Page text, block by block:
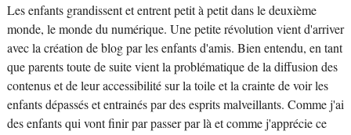
Les enfants grandissent et entrent petit à petit dans le deuxième
monde, le monde du numérique. Une petite révolution vient d'arriver
avec la création de blog par les enfants d'amis. Bien entendu, en tant
que parents toute de suite vient la problématique de la diffusion des
contenus et de leur accessibilité sur la toile et la crainte de voir les
enfants dépassés et entrainés par des esprits malveillants. Comme j'ai
des enfants qui vont finir par passer par là et comme j'apprécie ce